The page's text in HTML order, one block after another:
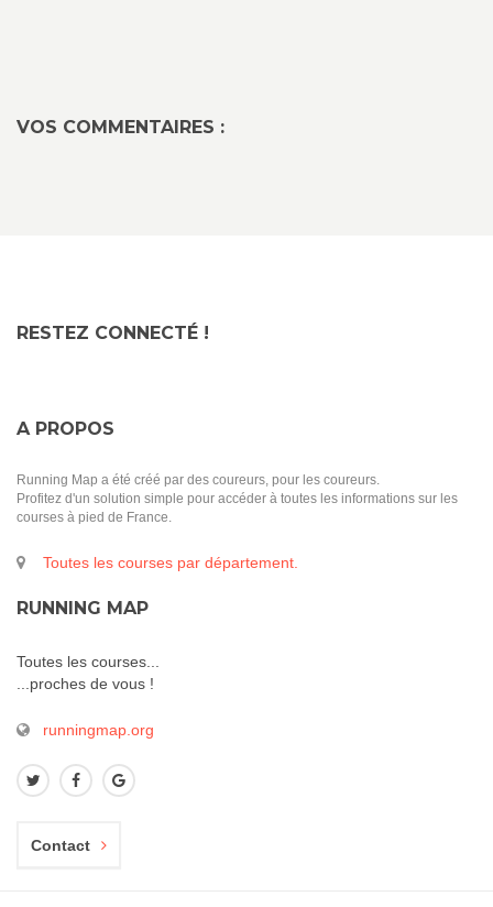
VOS COMMENTAIRES :
RESTEZ CONNECTÉ !
A PROPOS
Running Map a été créé par des coureurs, pour les coureurs.
Profitez d'un solution simple pour accéder à toutes les informations sur les
courses à pied de France.
Toutes les courses par département.
RUNNING MAP
Toutes les courses...
...proches de vous !
runningmap.org
Contact